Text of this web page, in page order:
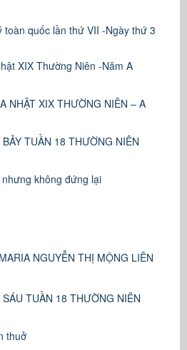
toàn quốc lần thứ VII -Ngày thứ 3
XIX Thường Niên -Năm A
NHẬT XIX THƯỜNG NIÊN – A
TUẦN 18 THƯỜNG NIÊN
không đứng lại
NGUYỄN THỊ MỘNG LIÊN
TUẦN 18 THƯỜNG NIÊN
thuở